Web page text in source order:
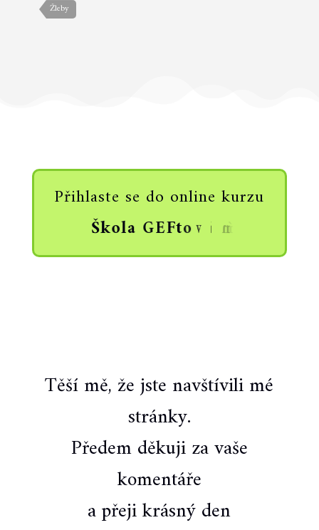
Žleby
Přihlaste se do online kurzu
Škola GEFtov án í
Těší mě, že jste navštívili mé
stránky.
Předem děkuji za vaše
komentáře
a přeji krásný den